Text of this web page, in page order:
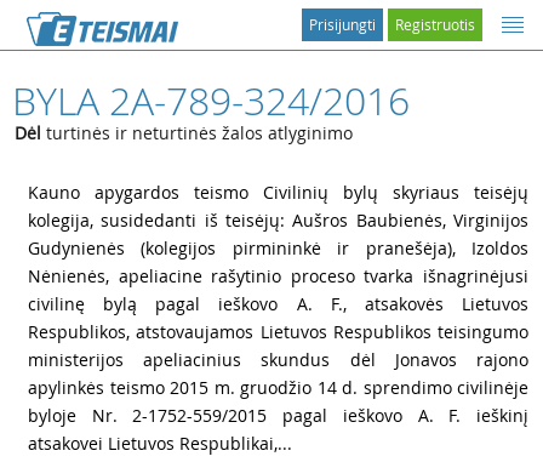
Registruotis
Prisijungti
BYLA 2A-789-324/2016
Dėl turtinės ir neturtinės žalos atlyginimo
Kauno apygardos teismo Civilinių bylų skyriaus teisėjų
kolegija, susidedanti iš teisėjų: Aušros Baubienės, Virginijos
Gudynienės (kolegijos pirmininkė ir pranešėja), Izoldos
Nėnienės, apeliacine rašytinio proceso tvarka išnagrinėjusi
civilinę bylą pagal ieškovo A. F., atsakovės Lietuvos
Respublikos, atstovaujamos Lietuvos Respublikos teisingumo
ministerijos apeliacinius skundus dėl Jonavos rajono
apylinkės teismo 2015 m. gruodžio 14 d. sprendimo civilinėje
byloje Nr. 2-1752-559/2015 pagal ieškovo A. F. ieškinį
atsakovei Lietuvos Respublikai,...